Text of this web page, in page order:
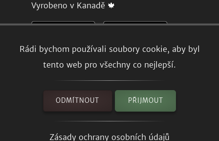
Rádi bychom používali soubory cookie, aby byl
tento web pro všechny co nejlepší.
ODMÍTNOUT PŘIJMOUT
Zásady ochrany osobních údajů
Vyrobeno v Kanadě 🍁